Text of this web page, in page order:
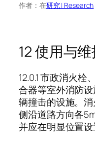
作者： 在研究 | Research
12 使用与
12.0.1 市政消火
合器等室外消防
辆撞击的设施。
侧沿道路方向各
并应在明显位置设